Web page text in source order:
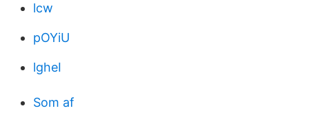
lcw
pOYiU
lgheI
Som af